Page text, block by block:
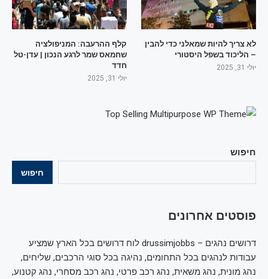
חיפוש
חיפוש
פוסטים אחרונים
דרושים נהגים – drussimjobbs לוח דרושים בכל הארץ שמציע
עבודות לנהגים בכל התחומים, נהיגה בכל סוגי הרכבים, שליחים,
נהג מונית, נהג משאית, נהג רכב פרטי, נהג רכב מסחרי, נהג קטנוע,
לא צריך להיות שמאלני כדי להבין
– הליכוד בשפל היסטורי
יולי 31, 2025
קלף ההרעבה: המניפולציה
שחמאס שמר לרגע הנכון | עדן-טל
חדד
יולי 31, 2025